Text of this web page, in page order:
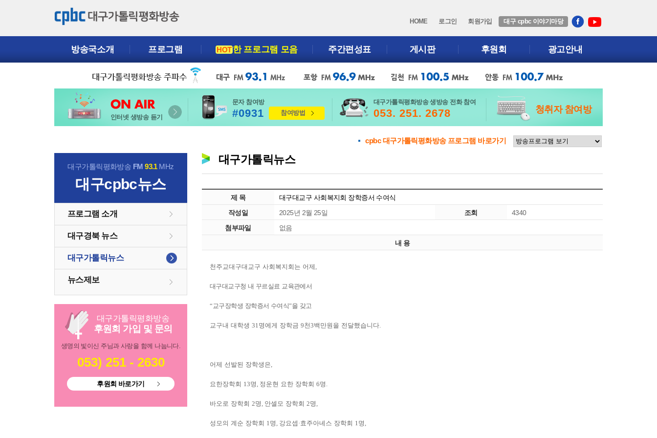
HOME 로그인 회원가입 대구 cpbc 이야기마당
방송국소개 프로그램 HOT한 프로그램 모음 주간편성표 게시판 후원회 광고안내
인터넷 생방송 듣기
문자 참여방
#0931 참여방법
대구가톨릭평화방송 생방송 전화 참여
053. 251. 2678 청취자 참여방
cpbc 대구가톨릭평화방송 프로그램 바로가기
대구가톨릭평화방송 FM93.1MHz
대구cpbc뉴스
프로그램 소개
대구경북 뉴스
대구가톨릭뉴스
뉴스제보
대구가톨릭평화방송
후원회 가입 및 문의
생명의 빛이신 주님과 사랑을 함께 나눕니다.
053) 251 - 2630
후원회 바로가기
대구가톨릭뉴스
제 목
대구대교구 사회복지회 장학증서 수여식
작성일
2025년 2월 25일 조회
4340
첨부파일
없음
내 용
천주교대구대교구 사회복지회는 어제 ,
대구대교구청 내 꾸르실료 교육관에서
“교구장학생 장학증서 수여식”을 갖고
교구내 대학생 31명에게 장학금 9천3백만원을 전달했습니다.
어제 선발된 장학생은,
요한장학회 13명 , 정운현 요한 장학회 6명 .
바오로 장학회 2명 , 안셀모 장학회 2명 ,
성모의 계순 장학회 1명 , 강요셉 ·효주아녜스 장학회 1명 ,